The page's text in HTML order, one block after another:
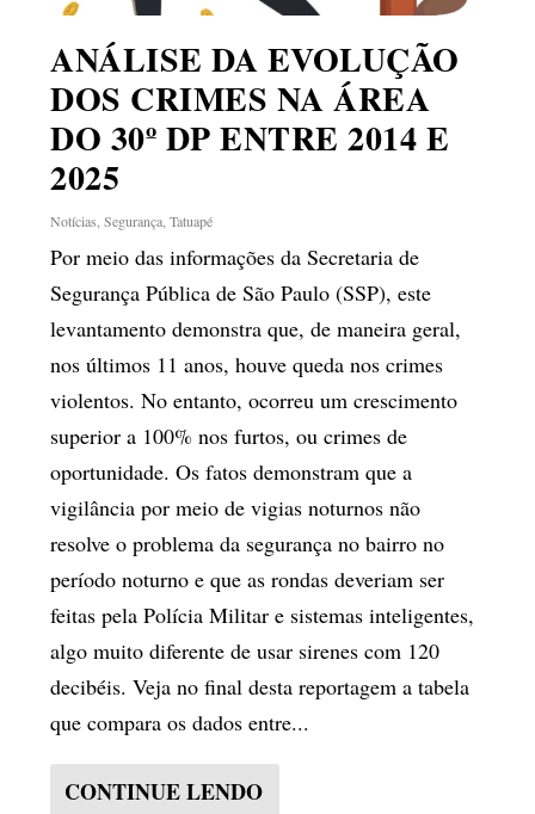
ANÁLISE DA EVOLUÇÃO
DOS CRIMES NA ÁREA
DO 30º DP ENTRE 2014 E
2025
Notícias ,Segurança ,Tatuapé
Por meio das informações da Secretaria de
Segurança Pública de São Paulo (SSP), este
levantamento demonstra que, de maneira geral,
nos últimos 11 anos, houve queda nos crimes
violentos. No entanto, ocorreu um crescimento
superior a 100% nos furtos, ou crimes de
oportunidade. Os fatos demonstram que a
vigilância por meio de vigias noturnos não
resolve o problema da segurança no bairro no
período noturno e que as rondas deveriam ser
feitas pela Polícia Militar e sistemas inteligentes,
algo muito diferente de usar sirenes com 120
decibéis. Veja no final desta reportagem a tabela
que compara os dados entre...
CONTINUE LENDO